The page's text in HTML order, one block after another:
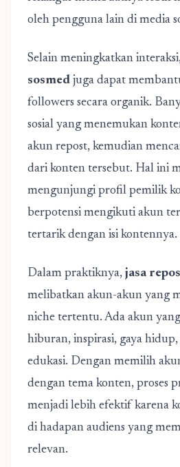
oleh pengguna lain di media
Selain meningkatkan
sosmed juga dapat
followers secara organik.
sosial yang menemukan
akun repost, kemudian
dari konten tersebut. Hal ini
mengunjungi profil pemilik
berpotensi mengikuti akun
tertarik dengan isi kontennya.
Dalam praktiknya, jasa
melibatkan akun-akun yang
niche tertentu. Ada akun
hiburan, inspirasi, gaya hidup,
edukasi. Dengan memilih
dengan tema konten, proses
menjadi lebih efektif karena
di hadapan audiens yang
relevan.